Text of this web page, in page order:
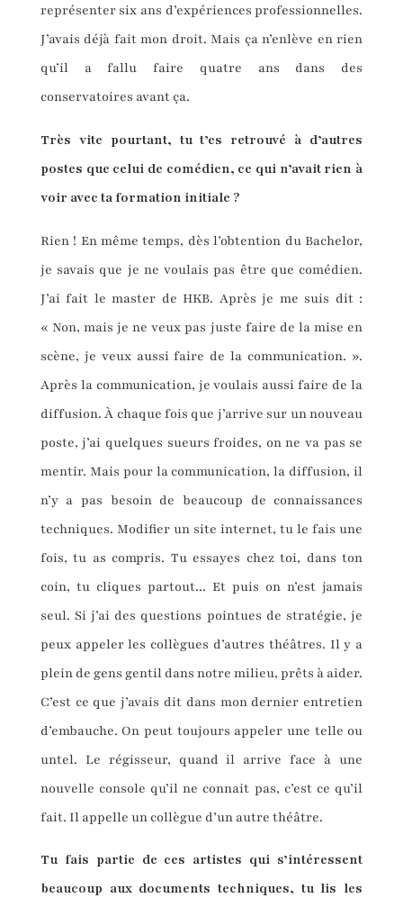
représenter six ans d’expériences professionnelles.
J’avais déjà fait mon droit. Mais ça n’enlève en rien
qu’il a fallu faire quatre ans dans des
conservatoires avant ça.
Très vite pourtant, tu t’es retrouvé à d’autres
postes que celui de comédien, ce qui n’avait rien à
voir avec ta formation initiale ?
Rien ! En même temps, dès l’obtention du Bachelor,
je savais que je ne voulais pas être que comédien.
J’ai fait le master de HKB. Après je me suis dit :
« Non, mais je ne veux pas juste faire de la mise en
scène, je veux aussi faire de la communication. ».
Après la communication, je voulais aussi faire de la
diffusion. À chaque fois que j’arrive sur un nouveau
poste, j’ai quelques sueurs froides, on ne va pas se
mentir. Mais pour la communication, la diffusion, il
n’y a pas besoin de beaucoup de connaissances
techniques. Modifier un site internet, tu le fais une
fois, tu as compris. Tu essayes chez toi, dans ton
coin, tu cliques partout... Et puis on n’est jamais
seul. Si j’ai des questions pointues de stratégie, je
peux appeler les collègues d’autres théâtres. Il y a
plein de gens gentil dans notre milieu, prêts à aider.
C’est ce que j’avais dit dans mon dernier entretien
d’embauche. On peut toujours appeler une telle ou
untel. Le régisseur, quand il arrive face à une
nouvelle console qu’il ne connait pas, c’est ce qu’il
fait. Il appelle un collègue d’un autre théâtre.
Tu fais partie de ces artistes qui s’intéressent
beaucoup aux documents techniques, tu lis les